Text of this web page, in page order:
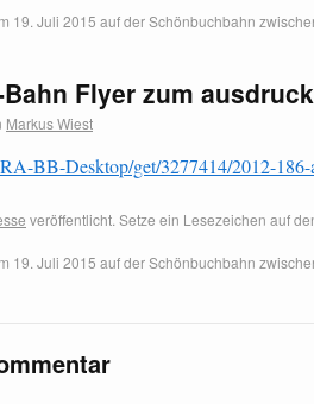
19. Juli 2015 auf der Schönbuchbahn
Flyer zum
Markus Wiest
BB-Desktop/get/3277414/2012-
veröffentlicht. Setze ein Lesezeichen auf
19. Juli 2015 auf der Schönbuchbahn